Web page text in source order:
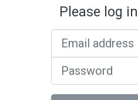
Please log